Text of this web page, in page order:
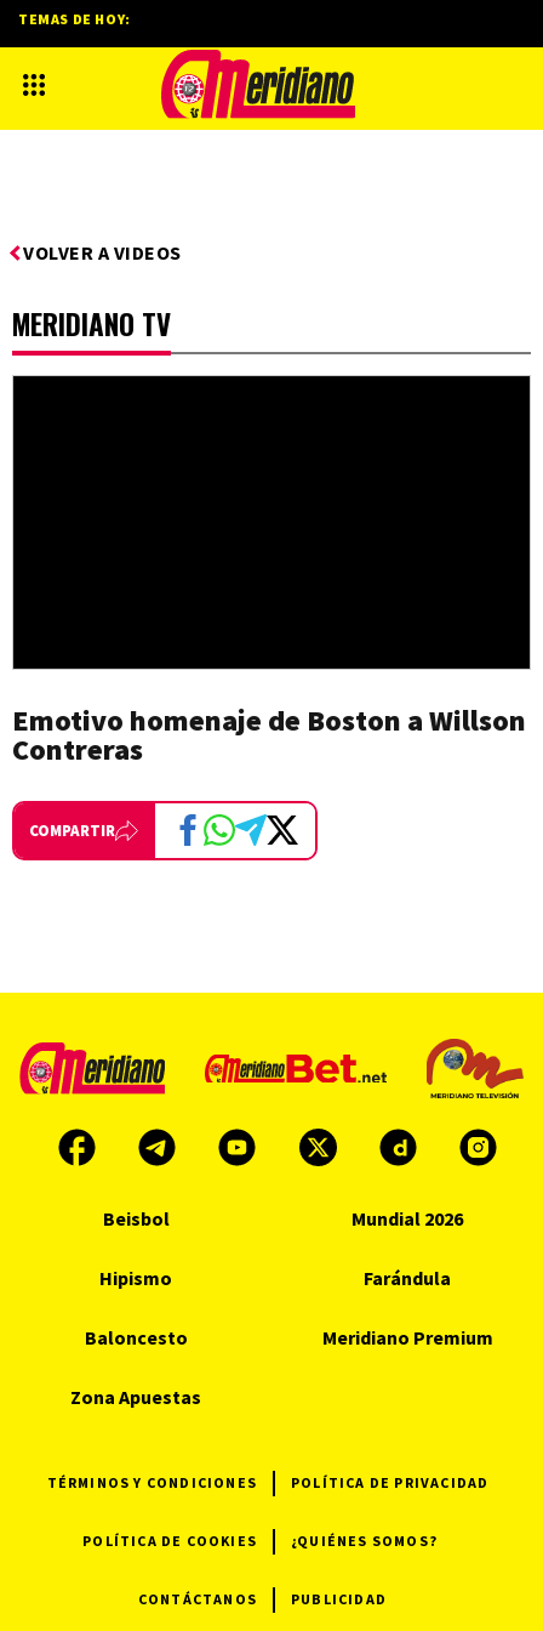
VOLVER A VIDEOS
MERIDIANO TV
Emotivo homenaje de Boston a Willson
Contreras
COMPARTIR
TEMAS DE HOY:
Beisbol Mundial 2026
Hipismo Farándula
Baloncesto Meridiano Premium
Zona Apuestas
TÉRMINOS Y CONDICIONES POLÍTICA DE PRIVACIDAD
POLÍTICA DE COOKIES ¿QUIÉNES SOMOS?
CONTÁCTANOS PUBLICIDAD